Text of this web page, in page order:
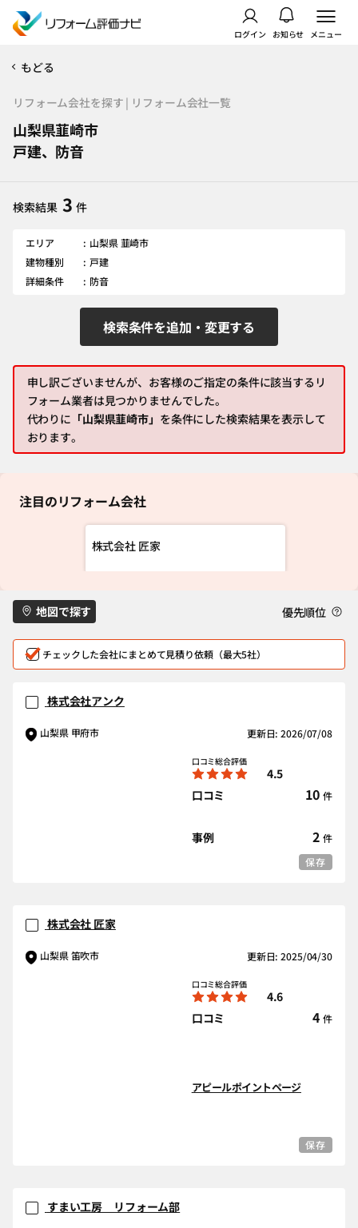
ログイン お知らせ メニュー
もどる
リフォーム会社を探す | リフォーム会社一覧
山梨県韮崎市
戸建、防音
検索結果 3 件
エリア
山梨県 韮崎市
建物種別
戸建
詳細条件
防音
検索条件を追加・変更する
申し訳ございませんが、お客様のご指定の条件に該当するリ
フォーム業者は見つかりませんでした。
代わりに 「山梨県韮崎市」 を条件にした検索結果を表示して
おります。
注目のリフォーム会社
株式会社 匠家
地図で探す 優先順位
チェックした会社にまとめて見積り依頼（最大5社）
株式会社アンク
山梨県 甲府市 更新日: 2026/07/08
口コミ総合評価
4.5
口コミ
10 件
事例 2 件
保存
株式会社 匠家
山梨県 笛吹市 更新日: 2025/04/30
口コミ総合評価
4.6
口コミ
4 件
アピールポイントページ
保存
すまい工房 リフォーム部